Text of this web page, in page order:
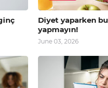
Diyet yaparken
yapmayın!
June 03, 2026